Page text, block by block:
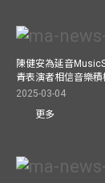
陳健安為延音
青表演者相信音樂積
2025-03-04
更多